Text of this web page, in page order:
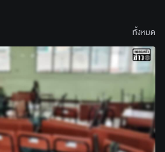
ทั้งหมด